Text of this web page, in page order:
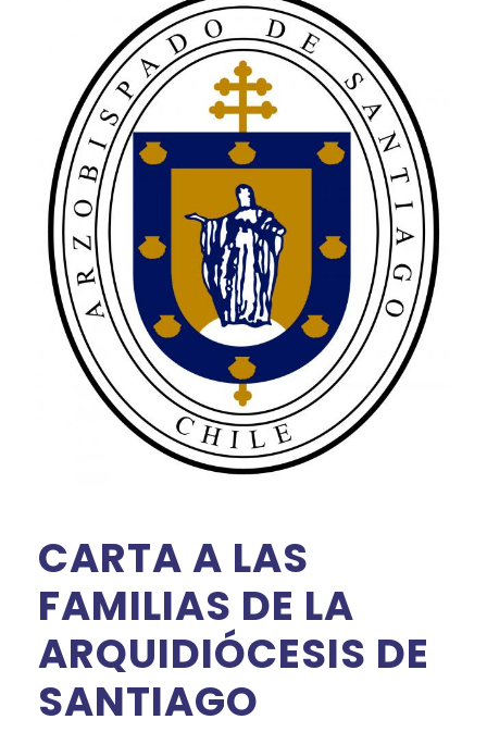
CARTA A LAS
FAMILIAS DE LA
ARQUIDIÓCESIS DE
SANTIAGO